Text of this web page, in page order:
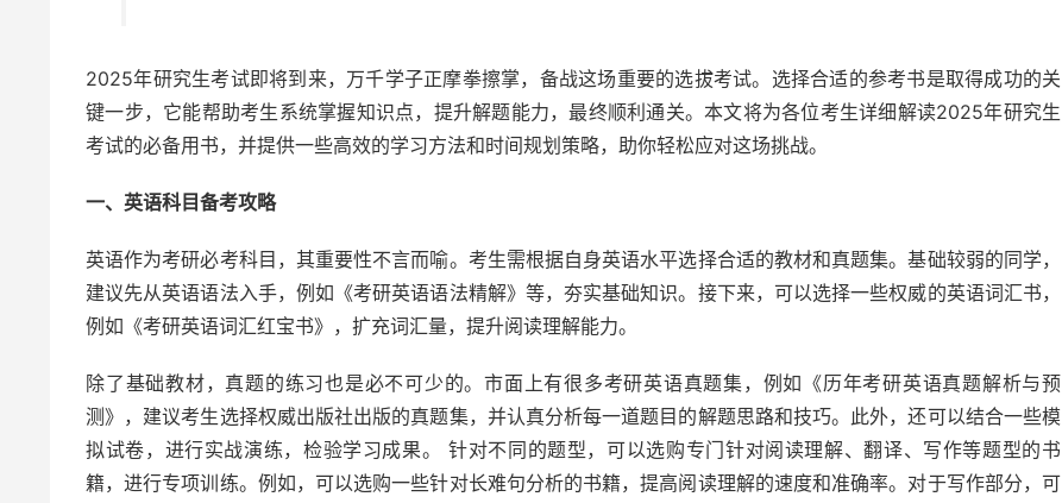
2025年研究生考试即将到来，万千学子正摩拳擦掌，备战这场重要的选拔考试。选择合适的参考书是取得成功的关
键一步，它能帮助考生系统掌握知识点，提升解题能力，最终顺利通关。本文将为各位考生详细解读2025年研究生
考试的必备用书，并提供一些高效的学习方法和时间规划策略，助你轻松应对这场挑战。
一、英语科目备考攻略
英语作为考研必考科目，其重要性不言而喻。考生需根据自身英语水平选择合适的教材和真题集。基础较弱的同学，
建议先从英语语法入手，例如《考研英语语法精解》等，夯实基础知识。接下来，可以选择一些权威的英语词汇书，
例如《考研英语词汇红宝书》，扩充词汇量，提升阅读理解能力。
除了基础教材，真题的练习也是必不可少的。市面上有很多考研英语真题集，例如《历年考研英语真题解析与预
测》，建议考生选择权威出版社出版的真题集，并认真分析每一道题目的解题思路和技巧。此外，还可以结合一些模
拟试卷，进行实战演练，检验学习成果。 针对不同的题型，可以选购专门针对阅读理解、翻译、写作等题型的书
籍，进行专项训练。例如，可以选购一些针对长难句分析的书籍，提高阅读理解的速度和准确率。对于写作部分，可